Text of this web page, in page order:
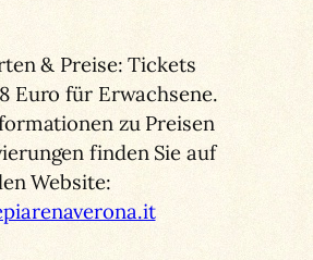
& Preise: Tickets
Euro für Erwachsene.
zu Preisen
finden Sie auf
Website: